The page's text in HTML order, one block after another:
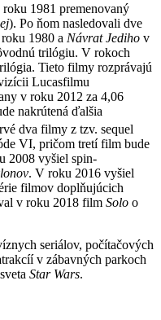
roku 1981 premenovaný
). Po ňom nasledovali dve
1980 a Návrat Jediho v
trilógiu. V rokoch
Tieto filmy rozprávajú
Lucasfilmu
v roku 2012 za 4,06
nakrútená ďalšia
dva filmy z tzv. sequel
VI, pričom tretí film bude
2008 vyšiel spin-
. V roku 2016 vyšiel
filmov doplňujúcich
v roku 2018 film Solo o
seriálov, počítačových
v zábavných parkoch
Star Wars.